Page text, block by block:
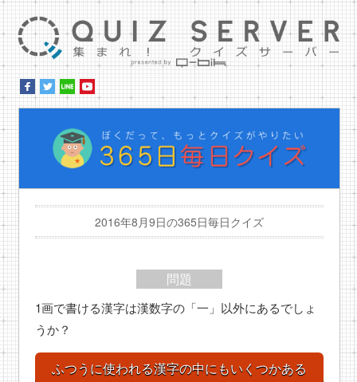
2016年8月9日の365日毎日クイズ
問題
1画で書ける漢字は漢数字の「一」以外にあるでしょ
うか？
ふつうに使われる漢字の中にもいくつかある